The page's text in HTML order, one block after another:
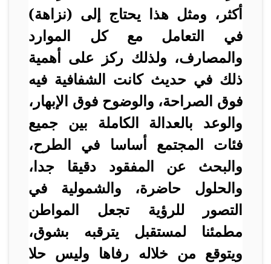
أكثر، ومثل هذا يحتاج إلى (نزاهة)
في التعامل مع كل الموارد
والمصارف، ولذلك ركز على أهمية
ذلك في حديث كانت الشفافية فيه
فوق الصراحة، والوضوح فوق الإبهار،
والوعد بالعدالة الكاملة بين جميع
فئات المجتمع أساسا في الطرح،
والبحث عن المفقود دقيقا جدا،
والحلول حاضرة، والشمولية في
التصور للرؤية تجعل المواطن
مطمئنا لمستقبل يترقبه بشوق،
ويتوقع من خلاله رفاها وليس حلا